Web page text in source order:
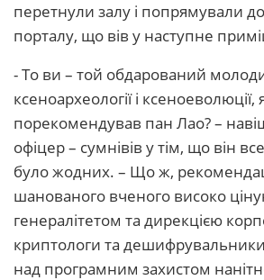
перетнули залу і попрямували
порталу, що вів у наступне
- То ви – той обдарований
ксеноархеології і ксеноеволюції,
порекомендував пан Лао? –
офіцер – сумнівів у тім, що він
було жодних. – Що ж,
шанованого вченого високо
генералітетом та дирекцією
криптологи та
над програмним захистом